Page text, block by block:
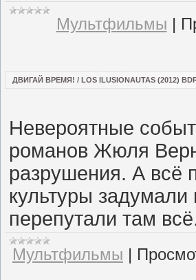
Мультфильмы |
ДВИГАЙ ВРЕМЯ! / LOS ILUSIONAUTAS (2012)
Невероятные
романов Жюля
разрушения. А всё
культуры задумали
перепутали там
Мультфильмы |